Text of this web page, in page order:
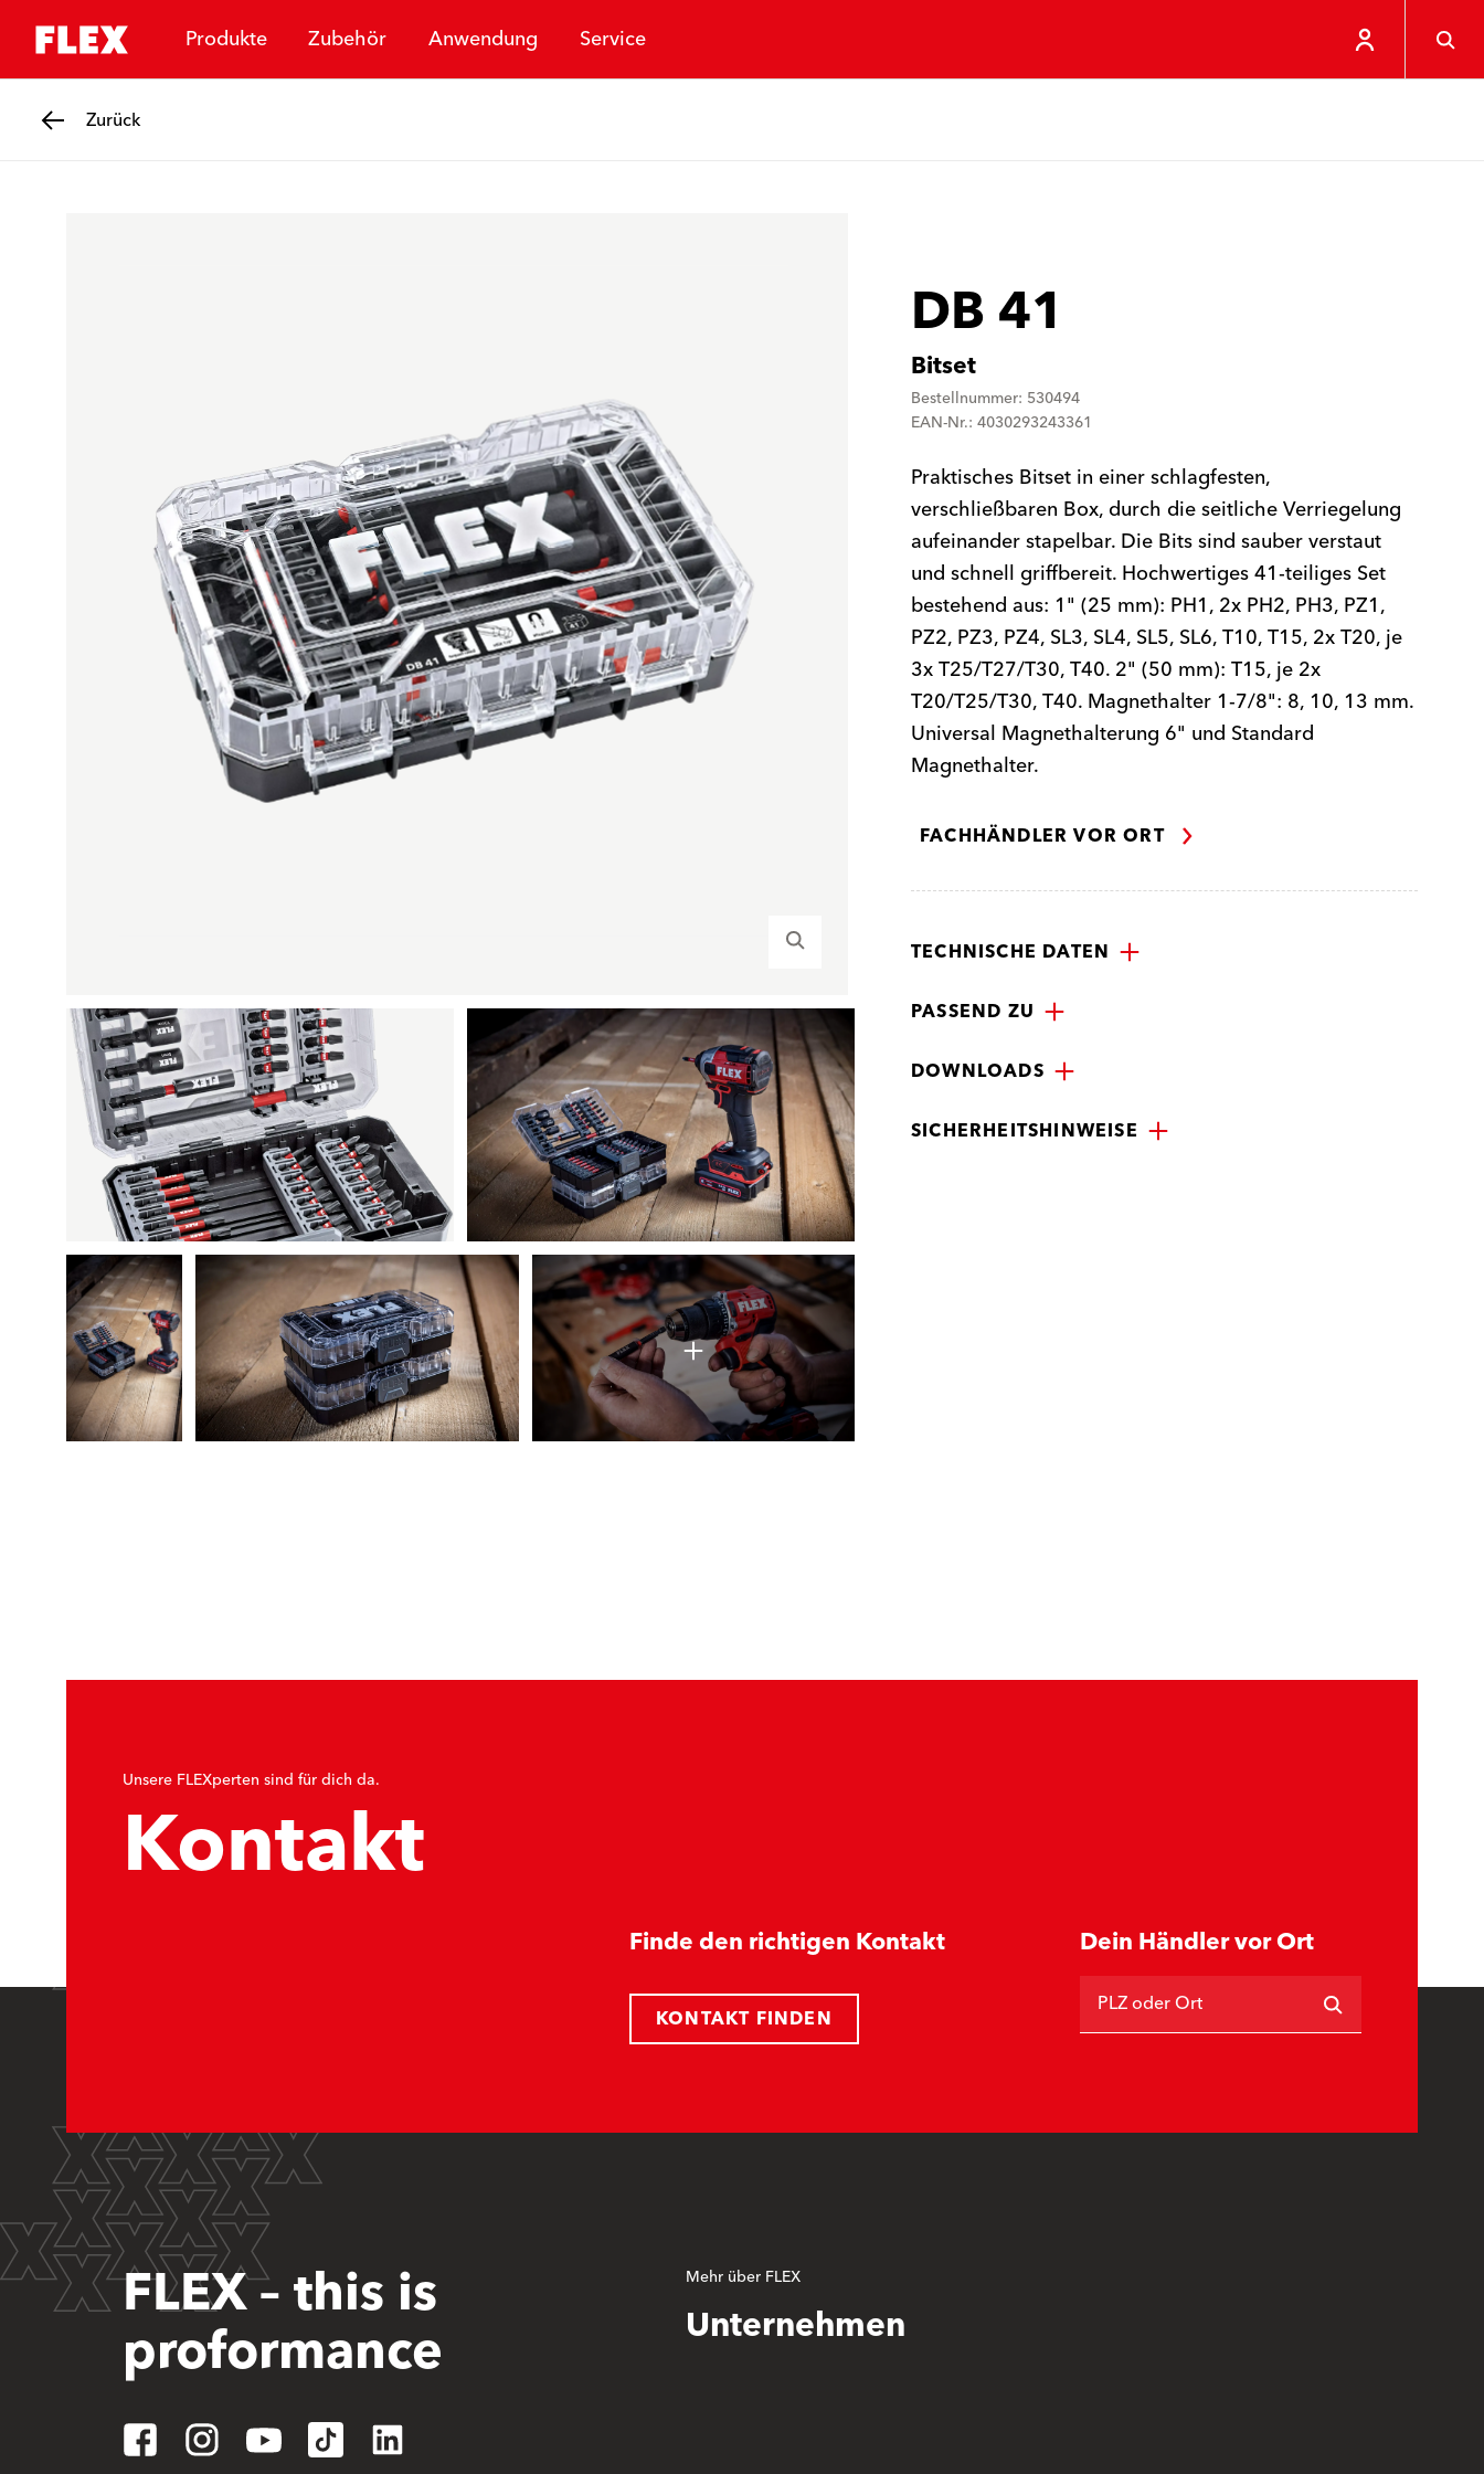
Produkte Zubehör Anwendung Service
Zurück
DB 41
Bitset
Bestellnummer: 530494
EAN-Nr.: 4030293243361
Praktisches Bitset in einer schlagfesten,
verschließbaren Box, durch die seitliche Verriegelung
aufeinander stapelbar. Die Bits sind sauber verstaut
und schnell griffbereit. Hochwertiges 41-teiliges Set
bestehend aus: 1" (25 mm): PH1, 2x PH2, PH3, PZ1,
PZ2, PZ3, PZ4, SL3, SL4, SL5, SL6, T10, T15, 2x T20, je
3x T25/T27/T30, T40. 2" (50 mm): T15, je 2x
T20/T25/T30, T40. Magnethalter 1-7/8": 8, 10, 13 mm.
Universal Magnethalterung 6" und Standard
Magnethalter.
FACHHÄNDLER VOR ORT
TECHNISCHE DATEN
PASSEND ZU
DOWNLOADS
SICHERHEITSHINWEISE
Unsere FLEXperten sind für dich da.
Kontakt
Finde den richtigen Kontakt
KONTAKT FINDEN
Dein Händler vor Ort
PLZ oder Ort
FLEX – this is
proformance
Mehr über FLEX
Unternehmen